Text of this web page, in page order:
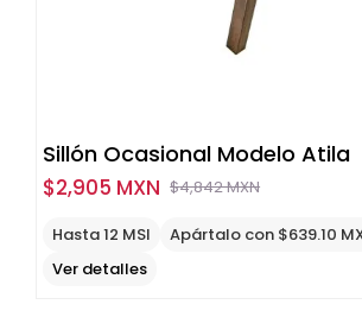
Sillón Ocasional Modelo Atila
$4,842 MXNOriginal
price
$2,905 MXN
Current
price
Hasta 12 MSI
Apártalo con $639.10
Ver detalles